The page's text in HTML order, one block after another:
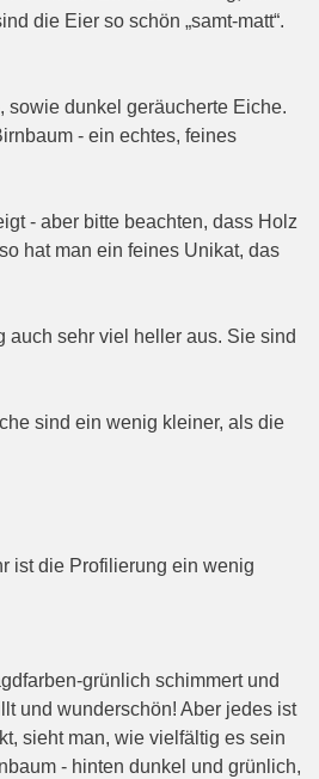
die Eier so schön „samt-matt“.
sowie dunkel geräucherte Eiche.
- ein echtes, feines
- aber bitte beachten, dass Holz
hat man ein feines Unikat, das
auch sehr viel heller aus. Sie sind
sind ein wenig kleiner, als die
ist die Profilierung ein wenig
grünlich schimmert und
und wunderschön! Aber jedes ist
sieht man, wie vielfältig es sein
- hinten dunkel und grünlich,